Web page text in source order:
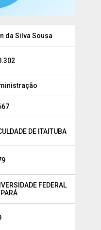
da Silva Sousa
DE ITAITUBA
FEDERAL